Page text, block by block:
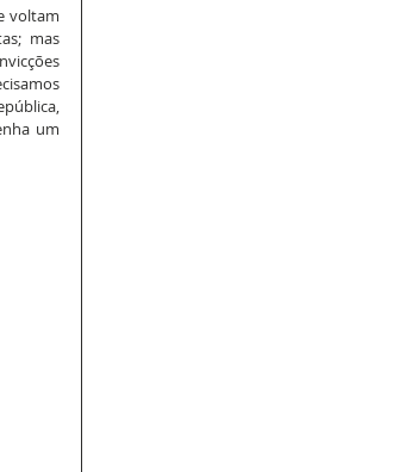
voltam
mas
um